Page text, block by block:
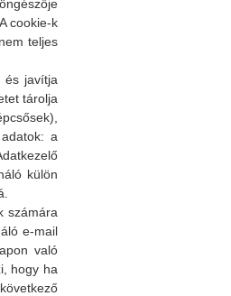
cookie-k
teljes
és javítja
tárolja
a
külön
számára
e-mail
való
hogy ha